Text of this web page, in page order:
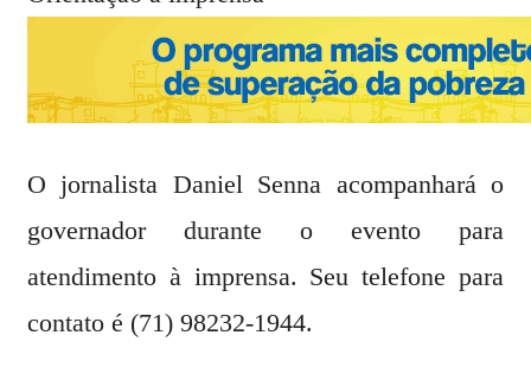
O jornalista Daniel Senna acompanhará o
governador durante o evento para
atendimento à imprensa. Seu telefone para
contato é (71) 98232-1944.